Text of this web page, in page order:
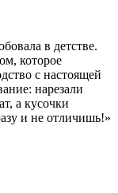
в детстве.
которое
с настоящей
нарезали
а кусочки
и не отличишь!»